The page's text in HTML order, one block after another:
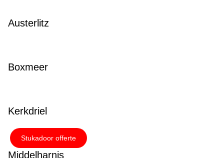
Austerlitz
Boxmeer
Kerkdriel
Middelharnis
Stukadoor offerte